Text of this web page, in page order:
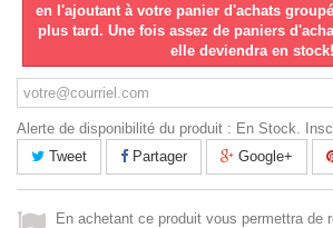
en l'ajoutant à votre panier d'achats
plus tard. Une fois assez de paniers
elle deviendra en stock!
Alerte de disponibilité du produit : En Stock.
Tweet
Partager Google+
En achetant ce produit vous permettra de